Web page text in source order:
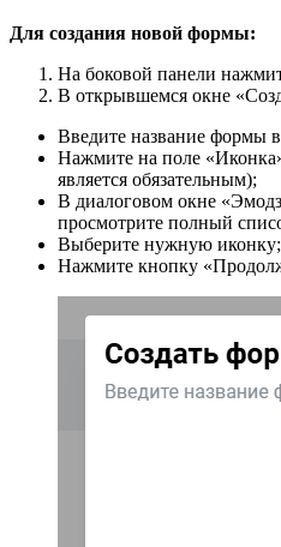
Для создания новой формы:
На боковой панели
В открывшемся окне
Введите название формы
Нажмите на поле
является обязательным);
В диалоговом окне
просмотрите полный
Выберите нужную иконку;
Нажмите кнопку